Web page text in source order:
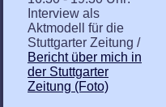
Interview als
Aktmodell für die
Stuttgarter Zeitung /
Bericht über mich in
der Stuttgarter
Zeitung (Foto)